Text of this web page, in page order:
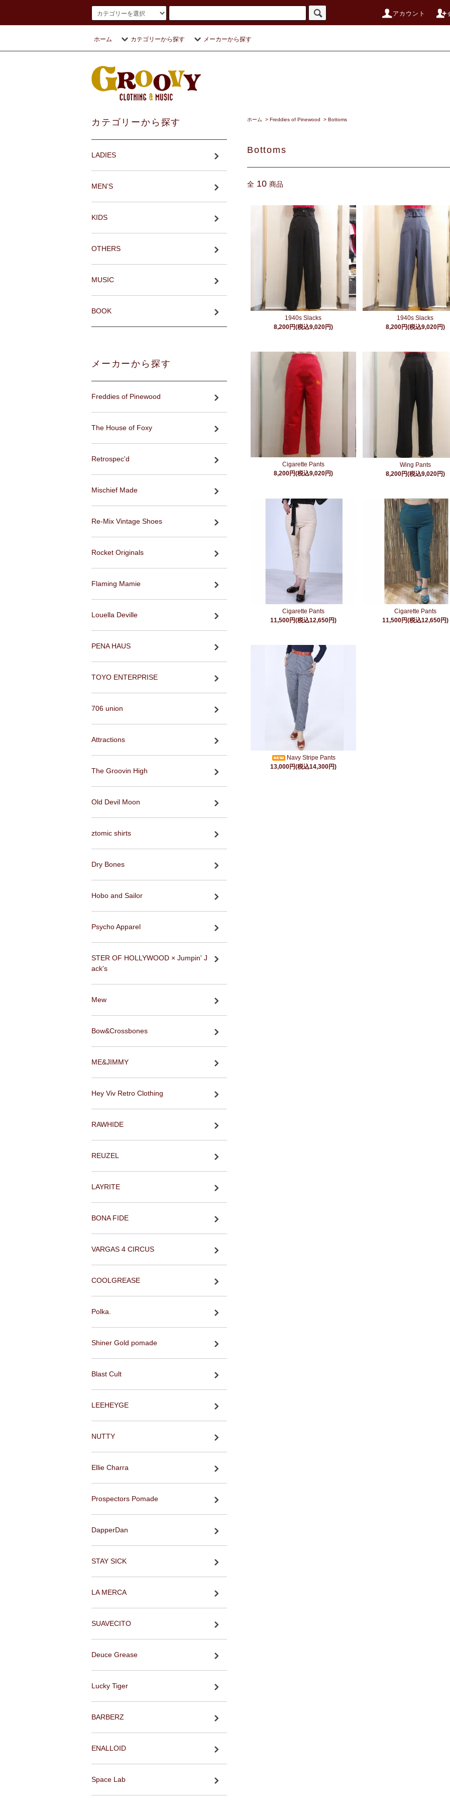
アカウント
ホーム カテゴリーから探す メーカーから探す
ホーム > Freddies of Pinewood > Bottoms
Bottoms
全 10 商品
1940s Slacks
8,200円(税込9,020円)
1940s Slacks
8,200円(税込9,020円)
Cigarette Pants
8,200円(税込9,020円)
Wing Pants
8,200円(税込9,020円)
Cigarette Pants
11,500円(税込12,650円)
Cigarette Pants
11,500円(税込12,650円)
Navy Stripe Pants
13,000円(税込14,300円)
カテゴリーから探す
LADIES
MEN’S
KIDS
OTHERS
MUSIC
BOOK
メーカーから探す
Freddies of Pinewood
The House of Foxy
Retrospec'd
Mischief Made
Re-Mix Vintage Shoes
Rocket Originals
Flaming Mamie
Louella Deville
PENA HAUS
TOYO ENTERPRISE
706 union
Attractions
The Groovin High
Old Devil Moon
ztomic shirts
Dry Bones
Hobo and Sailor
Psycho Apparel
STER OF HOLLYWOOD × Jumpin' J
ack's
Mew
Bow&Crossbones
ME&JIMMY
Hey Viv Retro Clothing
RAWHIDE
REUZEL
LAYRITE
BONA FIDE
VARGAS 4 CIRCUS
COOLGREASE
Polka.
Shiner Gold pomade
Blast Cult
LEEHEYGE
NUTTY
Ellie Charra
Prospectors Pomade
DapperDan
STAY SICK
LA MERCA
SUAVECITO
Deuce Grease
Lucky Tiger
BARBERZ
ENALLOID
Space Lab